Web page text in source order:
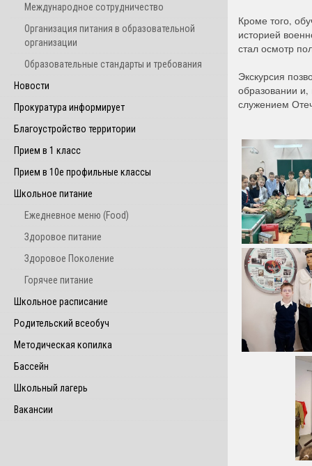
Международное сотрудничество
Организация питания в образовательной
организации
Образовательные стандарты и требования
Новости
Прокуратура информирует
Благоустройство территории
Прием в 1 класс
Прием в 10е профильные классы
Школьное питание
Ежедневное меню (Food)
Здоровое питание
Здоровое Поколение
Горячее питание
Школьное расписание
Родительский всеобуч
Методическая копилка
Бассейн
Школьный лагерь
Вакансии
Кроме того,
историей
стал осмотр
Экскурсия
образовании
служением